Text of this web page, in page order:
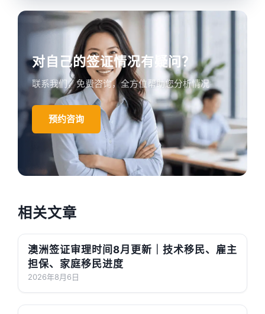
对自己的签证情况有疑问？
联系我们，免费咨询，全方位帮助您分析情况
预约咨询
相关文章
澳洲签证审理时间8月更新｜技术移民、雇主
担保、家庭移民进度
2026年8月6日